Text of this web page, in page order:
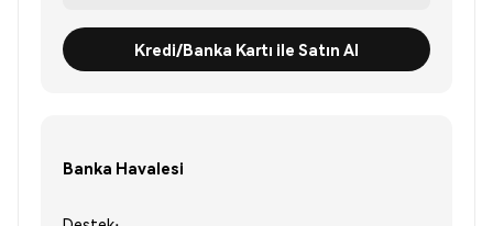
Kredi/Banka Kartı ile Satın Al
Banka Havalesi